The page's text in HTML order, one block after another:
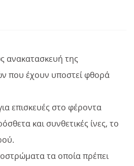
ανακατασκευή της
που έχουν υποστεί φθορά
επισκευές στο φέροντα
και συνθετικές ίνες, το
τα οποία πρέπει